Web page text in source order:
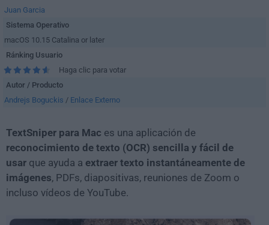
Juan Garcia
Sistema Operativo
macOS 10.15 Catalina or later
Ránking Usuario
Haga clic para votar
Autor / Producto
Andrejs Boguckis / Enlace Externo
TextSniper para Mac es una aplicación de
reconocimiento de texto (OCR) sencilla y fácil de
usar que ayuda a extraer texto instantáneamente de
imágenes, PDFs, diapositivas, reuniones de Zoom o
incluso vídeos de YouTube.